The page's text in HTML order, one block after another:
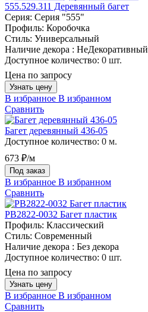
555.529.311 Деревянный багет
Серия: Серия "555"
Профиль: Коробочка
Стиль: Универсальный
Наличие декора : НеДекоративный
Доступное количество: 0 шт.
Цена по запросу
Узнать цену
В избранное В избранном
Сравнить
Багет деревянный 436-05
Доступное количество: 0 м.
673 ₽/м
Под заказ
В избранное В избранном
Сравнить
PB2822-0032 Багет пластик
Профиль: Классический
Стиль: Современный
Наличие декора : Без декора
Доступное количество: 0 шт.
Цена по запросу
Узнать цену
В избранное В избранном
Сравнить